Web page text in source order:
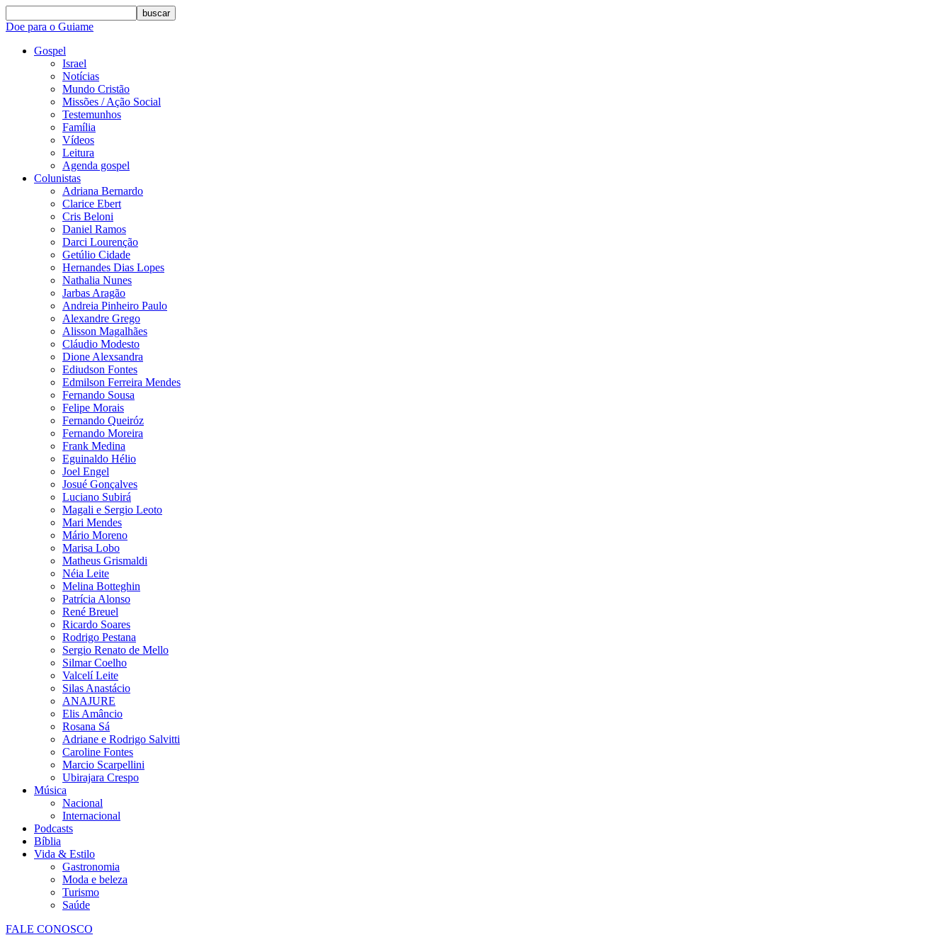
buscar
Doe para o Guiame
Gospel
Israel
Notícias
Mundo Cristão
Missões / Ação Social
Testemunhos
Família
Vídeos
Leitura
Agenda gospel
Colunistas
Adriana Bernardo
Clarice Ebert
Cris Beloni
Daniel Ramos
Darci Lourenção
Getúlio Cidade
Hernandes Dias Lopes
Nathalia Nunes
Jarbas Aragão
Andreia Pinheiro Paulo
Alexandre Grego
Alisson Magalhães
Cláudio Modesto
Dione Alexsandra
Ediudson Fontes
Edmilson Ferreira Mendes
Fernando Sousa
Felipe Morais
Fernando Queiróz
Fernando Moreira
Frank Medina
Eguinaldo Hélio
Joel Engel
Josué Gonçalves
Luciano Subirá
Magali e Sergio Leoto
Mari Mendes
Mário Moreno
Marisa Lobo
Matheus Grismaldi
Néia Leite
Melina Botteghin
Patrícia Alonso
René Breuel
Ricardo Soares
Rodrigo Pestana
Sergio Renato de Mello
Silmar Coelho
Valcelí Leite
Silas Anastácio
ANAJURE
Elis Amâncio
Rosana Sá
Adriane e Rodrigo Salvitti
Caroline Fontes
Marcio Scarpellini
Ubirajara Crespo
Música
Nacional
Internacional
Podcasts
Bíblia
Vida & Estilo
Gastronomia
Moda e beleza
Turismo
Saúde
FALE CONOSCO